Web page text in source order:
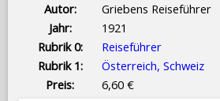
Autor:
Griebens Reiseführer
Jahr:
1921
Rubrik 0:
Reiseführer
Rubrik 1:
Österreich, Schweiz
Preis:
6,60 €